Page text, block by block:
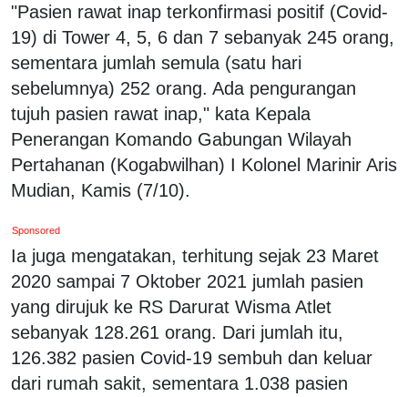
"Pasien rawat inap terkonfirmasi positif (Covid-
19) di Tower 4, 5, 6 dan 7 sebanyak 245 orang,
sementara jumlah semula (satu hari
sebelumnya) 252 orang. Ada pengurangan
tujuh pasien rawat inap," kata Kepala
Penerangan Komando Gabungan Wilayah
Pertahanan (Kogabwilhan) I Kolonel Marinir Aris
Mudian, Kamis (7/10).
Sponsored
Ia juga mengatakan, terhitung sejak 23 Maret
2020 sampai 7 Oktober 2021 jumlah pasien
yang dirujuk ke RS Darurat Wisma Atlet
sebanyak 128.261 orang. Dari jumlah itu,
126.382 pasien Covid-19 sembuh dan keluar
dari rumah sakit, sementara 1.038 pasien